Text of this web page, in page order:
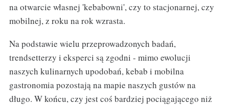
na otwarcie własnej 'kebabowni', czy to stacjonarnej, czy
mobilnej, z roku na rok wzrasta.
Na podstawie wielu przeprowadzonych badań,
trendsetterzy i eksperci są zgodni - mimo ewolucji
naszych kulinarnych upodobań, kebab i mobilna
gastronomia pozostają na mapie naszych gustów na
długo. W końcu, czy jest coś bardziej pociągającego niż